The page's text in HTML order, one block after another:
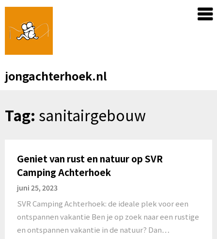
Skip
content
jongachterhoek.nl
Tag: sanitairgebouw
Geniet van rust en natuur op SVR
Camping Achterhoek
juni 25, 2023
SVR Camping Achterhoek: de ideale plek voor een
ontspannen vakantie Ben je op zoek naar een rustige
en ontspannen vakantie in de natuur? Dan…